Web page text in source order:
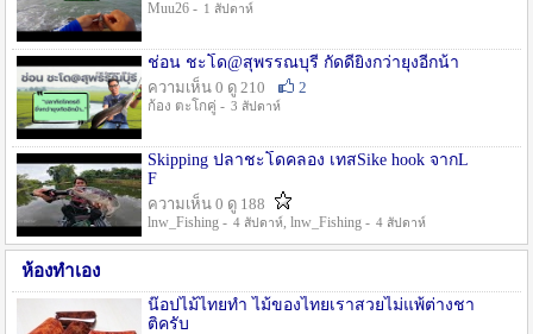
Muu26 - 1 สัปดาห์
ช่อน ชะโด@สุพรรณบุรี กัดดียิ่งกว่ายุงอีกน้า
ความเห็น 0 ดู 210
2
ก้อง ตะโกคู่ - 3 สัปดาห์
Skipping ปลาชะโดคลอง เทสSike hook จากL
F
ความเห็น 0 ดู 188
lnw_Fishing - 4 สัปดาห์, lnw_Fishing - 4 สัปดาห์
ห้องทำเอง
น๊อปไม้ไทยทำ ไม้ของไทยเราสวยไม่แพ้ต่างชา
ติครับ